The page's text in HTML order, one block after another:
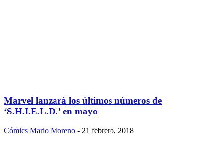
Marvel lanzará los últimos números de
‘S.H.I.E.L.D.’ en mayo
Cómics Mario Moreno - 21 febrero, 2018